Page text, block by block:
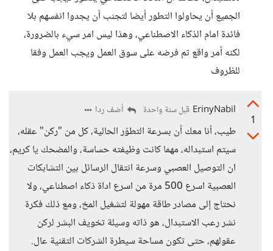
الجميع أن يحاولوا التطور أيضا لتجنب أن يجدوا انفسهم بلا
فائدة امام الذكاء الاصطناعي، وهذا ليس امر سيء بالضرورة،
لكنه أمر واقع تم فرضه على سوق العمل ويجب العمل وفقا
للظروف
1
ErinyNabil قبل سنة واحدة أضف ردا
طيب، أنا معك أن بسرعة التطوّر الحالية، كل من "ركن" عقله،
سيتم استبداله، مهما كانت وظيفته حساسة، والمضحك يا كريم،
ان التوصيل العصبي وسرعة انتقال الرسائل بين التشابكات
العصبية اسرع 500 مرة من اسرع اداة ذكاء اصطناعي، ولا
نحتاج إلى مصادر طاقة مهولة لتشغيل المخ، ومع ذلك فكرة
نشر رعب الاستبدال، هو ذاته وسيلة تخويف البشر لركن
عقولهم، حتى تكون مساحة سيطرة الشركات التقنية عال.